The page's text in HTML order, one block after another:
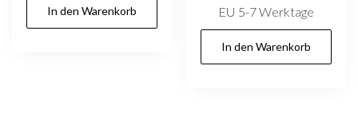
In den Warenkorb
EU 5-7 Werktage
In den Warenkorb